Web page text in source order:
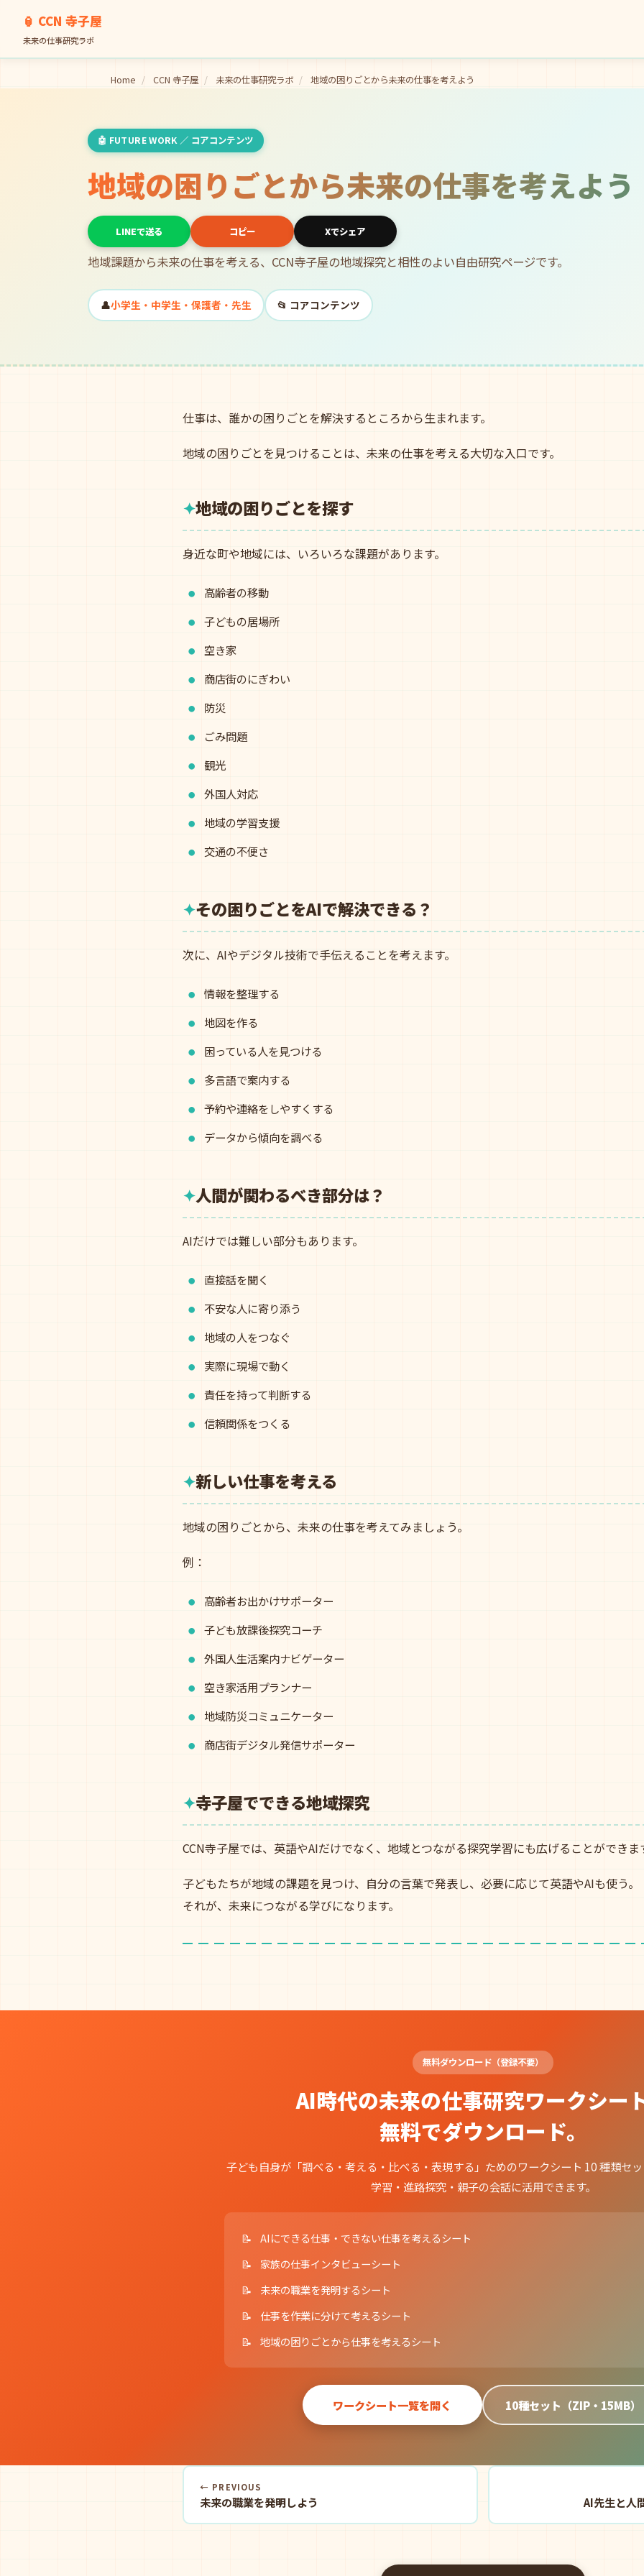
🏮 CCN 寺子屋
未来の仕事研究ラボ
Home / CCN 寺子屋 / 未来の仕事研究ラボ / 地域の困りごとから未来の仕事を考えよう
🤖 FUTURE WORK ／ コアコンテンツ
地域の困りごとから未来の仕事を考えよう
LINEで送る コピー Xでシェア
地域課題から未来の仕事を考える、CCN寺子屋の地域探究と相性のよい自由研究ページです。
👤小学生・中学生・保護者・先生 📂 コアコンテンツ
仕事は、誰かの困りごとを解決するところから生まれます。
地域の困りごとを見つけることは、未来の仕事を考える大切な入口です。
地域の困りごとを探す
身近な町や地域には、いろいろな課題があります。
高齢者の移動
子どもの居場所
空き家
商店街のにぎわい
防災
ごみ問題
観光
外国人対応
地域の学習支援
交通の不便さ
その困りごとをAIで解決できる？
次に、AIやデジタル技術で手伝えることを考えます。
情報を整理する
地図を作る
困っている人を見つける
多言語で案内する
予約や連絡をしやすくする
データから傾向を調べる
人間が関わるべき部分は？
AIだけでは難しい部分もあります。
直接話を聞く
不安な人に寄り添う
地域の人をつなぐ
実際に現場で動く
責任を持って判断する
信頼関係をつくる
新しい仕事を考える
地域の困りごとから、未来の仕事を考えてみましょう。
例：
高齢者お出かけサポーター
子ども放課後探究コーチ
外国人生活案内ナビゲーター
空き家活用プランナー
地域防災コミュニケーター
商店街デジタル発信サポーター
寺子屋でできる地域探究
CCN寺子屋では、英語やAIだけでなく、地域とつながる探究学習にも広げることができま
子どもたちが地域の課題を見つけ、自分の言葉で発表し、必要に応じて英語やAIも使う。
それが、未来につながる学びになります。
無料ダウンロード（登録不要）
AI時代の未来の仕事研究ワークシー
無料でダウンロード。
子ども自身が「調べる・考える・比べる・表現する」ためのワークシート 10 種類セ
学習・進路探究・親子の会話に活用できます。
AIにできる仕事・できない仕事を考えるシート
家族の仕事インタビューシート
未来の職業を発明するシート
仕事を作業に分けて考えるシート
地域の困りごとから仕事を考えるシート
ワークシート一覧を開く 10種セット（ZIP・15MB）
← PREVIOUS
未来の職業を発明しよう AI先生と人